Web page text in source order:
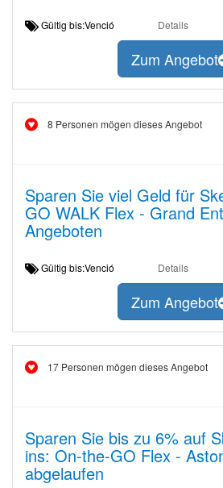
Gültig bis:Venció Details
Zum Angebot
8 Personen mögen dieses Angebot
Sparen Sie viel Geld für
GO WALK Flex - Grand
Angeboten
Gültig bis:Venció Details
Zum Angebot
17 Personen mögen dieses Angebot
Sparen Sie bis zu 6% auf
ins: On-the-GO Flex -
abgelaufen